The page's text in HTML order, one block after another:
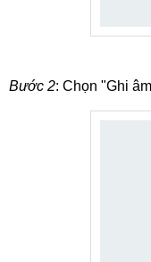
Bước 2: Chọn "Ghi